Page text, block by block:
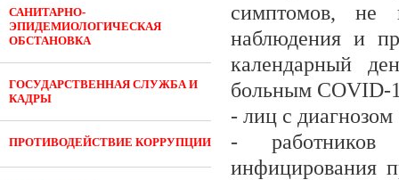
САНИТАРНО-
ЭПИДЕМИОЛОГИЧЕСКАЯ
ОБСТАНОВКА
ГОСУДАРСТВЕННАЯ СЛУЖБА И
КАДРЫ
ПРОТИВОДЕЙСТВИЕ КОРРУПЦИИ
симптомов, не
наблюдения и
календарный
больным COVID-
- лиц с
- работников
инфицирования